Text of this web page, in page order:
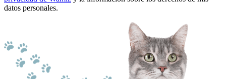
datos personales.